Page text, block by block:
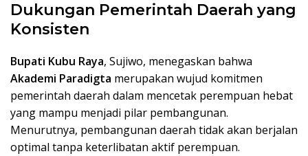
Dukungan Pemerintah Daerah yang
Konsisten
Bupati Kubu Raya, Sujiwo, menegaskan bahwa
Akademi Paradigta merupakan wujud komitmen
pemerintah daerah dalam mencetak perempuan hebat
yang mampu menjadi pilar pembangunan.
Menurutnya, pembangunan daerah tidak akan berjalan
optimal tanpa keterlibatan aktif perempuan.